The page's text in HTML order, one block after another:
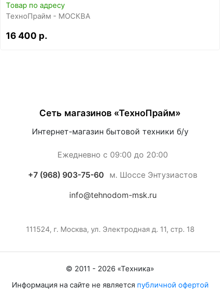
Товар по адресу
ТехноПрайм - МОСКВА
16 400 р.
Сеть магазинов «ТехноПрайм»
Интернет-магазин бытовой техники б/у
Ежедневно с 09:00 до 20:00
+7 (968) 903-75-60 м. Шоссе Энтузиастов
info@tehnodom-msk.ru
111524, г. Москва, ул. Электродная д. 11, стр. 18
© 2011 - 2026 «Техника»
Информация на сайте не является публичной офертой